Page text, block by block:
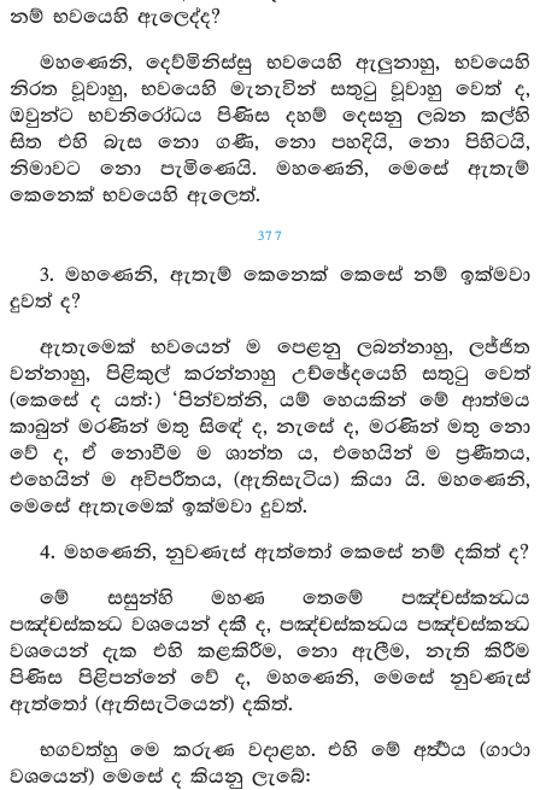
නම් භවයෙහි ඇලෙද්ද?
මහණෙනි, දෙව්මිනිස්සු භවයෙහි ඇලුනාහු, භවයෙහි
නිරත වූවාහු, භවයෙහි මැනැවින් සතුටු වූවාහු වෙත් ද,
ඔවුන්ට භවනිරෝධය පිණිස දහම් දෙසනු ලබන කල්හි
සිත එහි බැස නො ගණී, නො පහදියි, නො පිහිටයි,
නිමාවට නො පැමිණෙයි. මහණෙනි, මෙසේ ඇතැම්
කෙනෙක් භවයෙහි ඇලෙත්.
377
3. මහණෙනි, ඇතැම් කෙනෙක් කෙසේ නම් ඉක්මවා
දුවත් ද?
ඇතැමෙක් භවයෙන් ම පෙළනු ලබන්නාහු, ලජ්ජිත
වන්නාහු, පිළිකුල් කරන්නාහු උච්ඡේදයෙහි සතුටු වෙත්
(කෙසේ ද යත්:) ‘පින්වත්නි, යම් හෙයකින් මේ ආත්මය
කාබුන් මරණින් මතු සිඳේ ද, නැසේ ද, මරණින් මතු නො
වේ ද, ඒ නොවීම ම ශාන්ත ය, එහෙයින් ම ප්‍රණීතය,
එහෙයින් ම අවිපරීතය, (ඇතිසැටිය) කියා යි. මහණෙනි,
මෙසේ ඇතැමෙක් ඉක්මවා දුවත්.
4. මහණෙනි, නුවණැස් ඇත්තෝ කෙසේ නම් දකිත් ද?
මේ සසුන්හි මහණ තෙමේ පඤ්චස්කන්‍ධය
පඤ්චස්කන්‍ධ වශයෙන් දකී ද, පඤ්චස්කන්‍ධය පඤ්චස්කන්‍ධ
වශයෙන් දැක එහි කළකිරීම, නො ඇලීම, නැති කිරීම
පිණිස පිළිපන්නේ වේ ද, මහණෙනි, මෙසේ නුවණැස්
ඇත්තෝ (ඇතිසැටියෙන්) දකිත්.
භගවත්හු මෙ කරුණ වදාළහ. එහි මේ අර්‍ත්‍ථය (ගාථා
වශයෙන්) මෙසේ ද කියනු ලැබේ: